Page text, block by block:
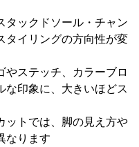
タックドソール・チャン
タイリングの方向性が変
やステッチ、カラーブロ
な印象に、大きいほどス
ットでは、脚の見え方や
なります